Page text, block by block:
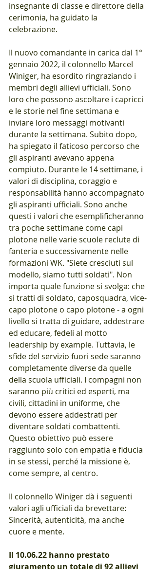
insegnante di classe e direttore della
cerimonia, ha guidato la
celebrazione.
Il nuovo comandante in carica dal 1°
gennaio 2022, il colonnello Marcel
Winiger, ha esordito ringraziando i
membri degli allievi ufficiali. Sono
loro che possono ascoltare i capricci
e le storie nel fine settimana e
inviare loro messaggi motivanti
durante la settimana. Subito dopo,
ha spiegato il faticoso percorso che
gli aspiranti avevano appena
compiuto. Durante le 14 settimane, i
valori di disciplina, coraggio e
responsabilità hanno accompagnato
gli aspiranti ufficiali. Sono anche
questi i valori che esemplificheranno
tra poche settimane come capi
plotone nelle varie scuole reclute di
fanteria e successivamente nelle
formazioni WK. "Siete cresciuti sul
modello, siamo tutti soldati". Non
importa quale funzione si svolga: che
si tratti di soldato, caposquadra, vice-
capo plotone o capo plotone - a ogni
livello si tratta di guidare, addestrare
ed educare, fedeli al motto
leadership by example. Tuttavia, le
sfide del servizio fuori sede saranno
completamente diverse da quelle
della scuola ufficiali. I compagni non
saranno più critici ed esperti, ma
civili, cittadini in uniforme, che
devono essere addestrati per
diventare soldati combattenti.
Questo obiettivo può essere
raggiunto solo con empatia e fiducia
in se stessi, perché la missione è,
come sempre, al centro.
Il colonnello Winiger dà i seguenti
valori agli ufficiali da brevettare:
Sincerità, autenticità, ma anche
cuore e mente.
Il 10.06.22 hanno prestato
giuramento un totale di 92 allievi